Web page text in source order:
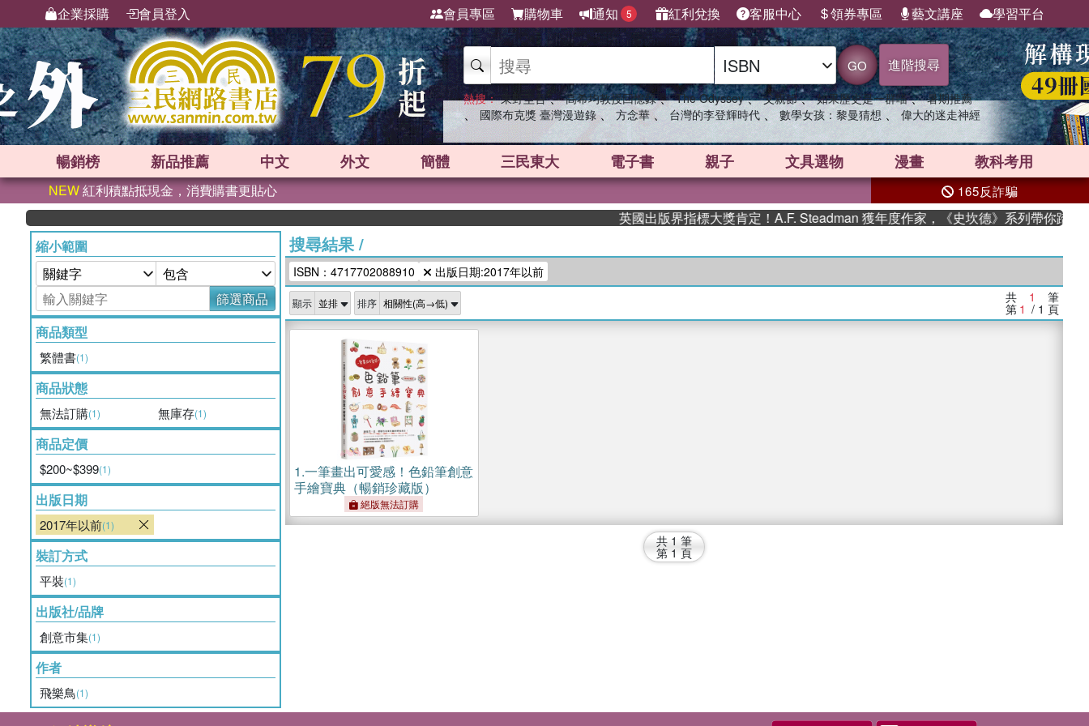
企業採購 會員登入 會員專區 購物車 通知 5 紅利兌換 客服中心 領券專區 藝文講座 學習平台
GO 進階搜尋
熱搜： 東野圭吾 、 高希均教授回憶錄 、 The Odyssey 、 父親節 、 如果歷史是一群喵 、 暑期推薦
、 國際布克獎 臺灣漫遊錄 、 方念華 、 台灣的李登輝時代 、 數學女孩：黎曼猜想 、 偉大的迷走神經
暢銷榜 新品推薦 中文 外文 簡體 三民東大 電子書 親子 文具選物 漫畫 教科考用
NEW紅利積點抵現金，消費購書更貼心 165反詐騙
英國出版界指標大獎肯定！A.F. Steadman 獲年度作家，《史坎德》系列帶你踏上熱
縮小範圍
篩選商品
商品類型
繁體書(1)
商品狀態
無法訂購(1) 無庫存(1)
商品定價
$200~$399(1)
出版日期
2017年以前(1)
裝訂方式
平裝(1)
出版社/品牌
創意市集(1)
作者
飛樂鳥(1)
搜尋結果/
ISBN：4717702088910 出版日期:2017年以前
顯示 排序 共 1 筆
第 1 / 1 頁
1.一筆畫出可愛感！色鉛筆創意
手繪寶典（暢銷珍藏版）
絕版無法訂購
共 1 筆
第 1 頁